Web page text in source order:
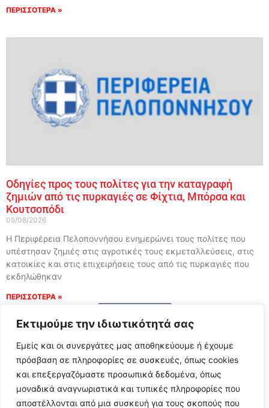
Εκτιμούμε την ιδιωτικότητά σας
Εμείς και οι συνεργάτες μας αποθηκεύουμε ή έχουμε
πρόσβαση σε πληροφορίες σε συσκευές, όπως cookies
και επεξεργαζόμαστε προσωπικά δεδομένα, όπως
μοναδικά αναγνωριστικά και τυπικές πληροφορίες που
αποστέλλονται από μια συσκευή για τους σκοπούς που
ΠΕΡΙΣΣΟΤΕΡΑ »
Οδηγίες προς τους πολίτες για την καταγραφή
ζημιών από τις πυρκαγιές σε Φίχτια, Μπόρσα και
Κουτσοπόδι
05/08/2026
Η Περιφέρεια Πελοποννήσου ενημερώνει τους πολίτες που
υπέστησαν ζημιές στις αγροτικές τους εκμεταλλεύσεις, στις
κατοικίες και στις επιχειρήσεις τους από τις πυρκαγιές που
εκδηλώθηκαν
ΠΕΡΙΣΣΟΤΕΡΑ »